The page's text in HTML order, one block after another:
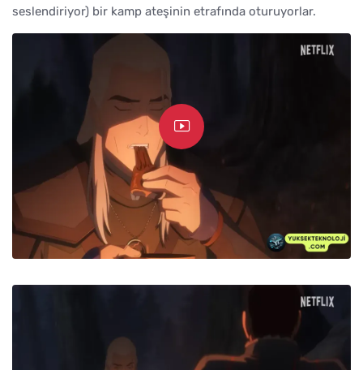
seslendiriyor) bir kamp ateşinin etrafında oturuyorlar.